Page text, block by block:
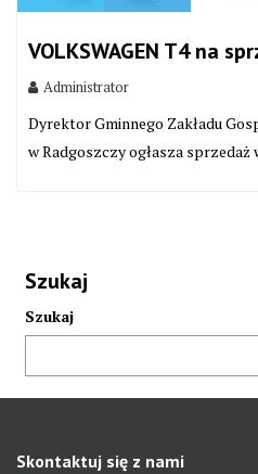
VOLKSWAGEN T4 na
Administrator
Dyrektor Gminnego Zakładu
w Radgoszczy ogłasza sprzedaż
Szukaj
Szukaj
Skontaktuj się z nami